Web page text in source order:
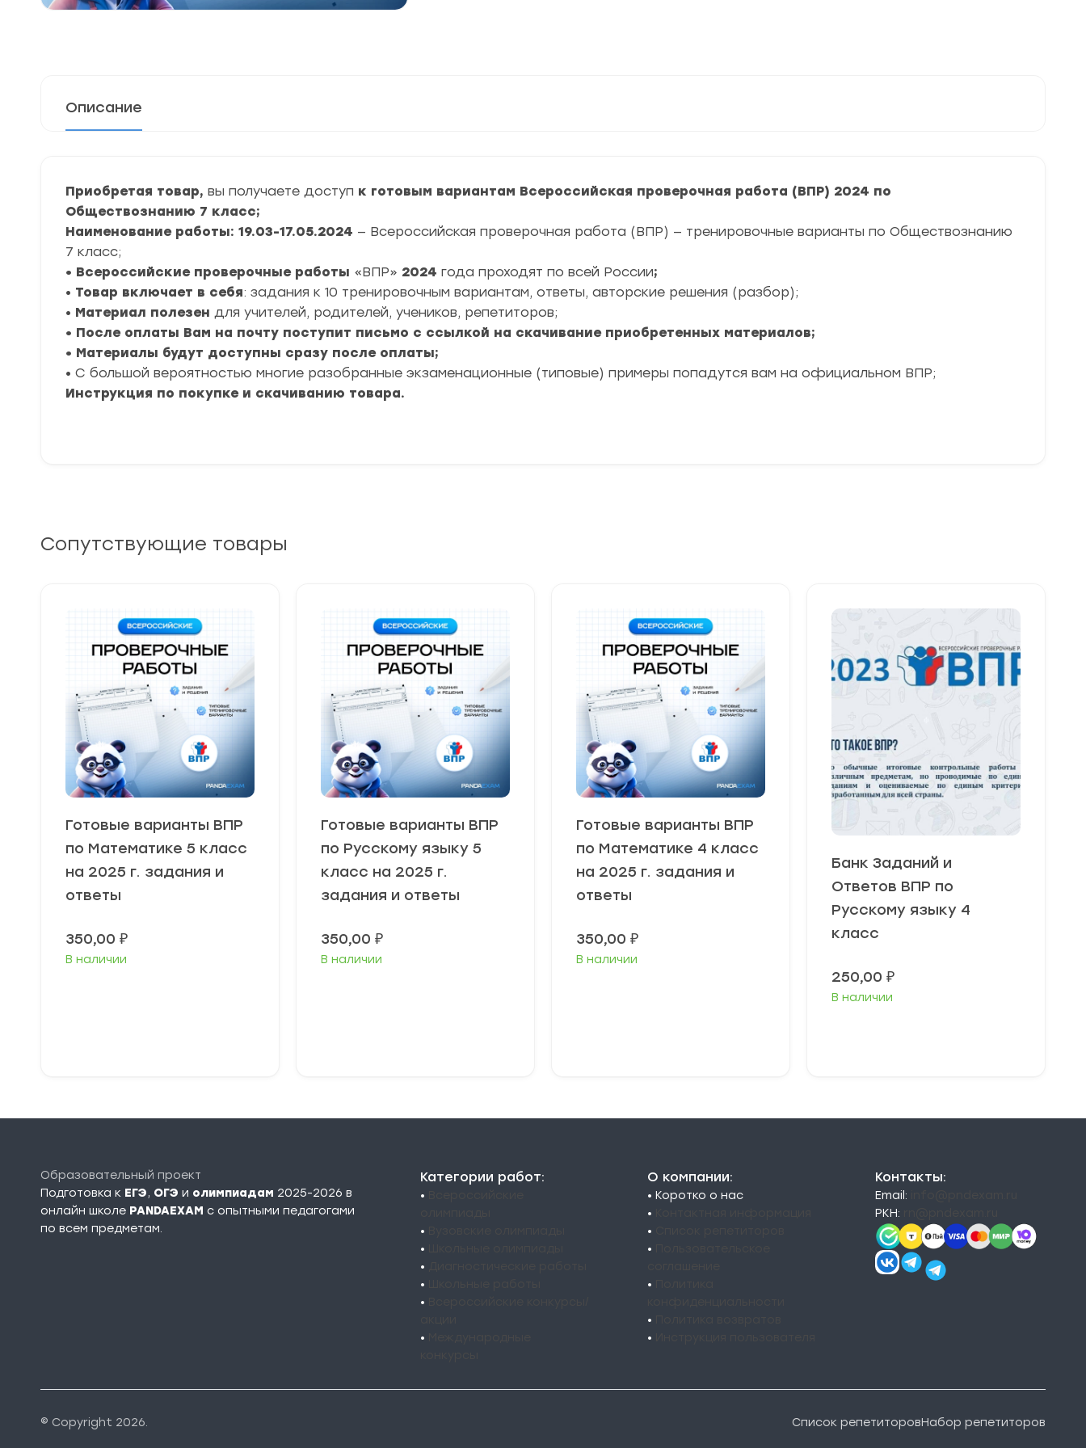
Описание
Приобретая товар, вы получаете доступ к готовым вариантам Всероссийская проверочная работа (ВПР) 2024 по
Обществознанию 7 класс;
Наименование работы: 19.03-17.05.2024 — Всероссийская проверочная работа (ВПР) — тренировочные варианты по Обществознанию
7 класс;
• Всероссийские проверочные работы «ВПР» 2024 года проходят по всей России;
• Товар включает в себя: задания к 10 тренировочным вариантам, ответы, авторские решения (разбор);
• Материал полезен для учителей, родителей, учеников, репетиторов;
• После оплаты Вам на почту поступит письмо с ссылкой на скачивание приобретенных материалов;
• Материалы будут доступны сразу после оплаты;
• С большой вероятностью многие разобранные экзаменационные (типовые) примеры попадутся вам на официальном ВПР;
Инструкция по покупке и скачиванию товара.
Сопутствующие товары
Готовые варианты ВПР
по Математике 5 класс
на 2025 г. задания и
ответы
350,00 ₽
В наличии
Готовые варианты ВПР
по Русскому языку 5
класс на 2025 г.
задания и ответы
350,00 ₽
В наличии
Готовые варианты ВПР
по Математике 4 класс
на 2025 г. задания и
ответы
350,00 ₽
В наличии
Банк Заданий и
Ответов ВПР по
Русскому языку 4
класс
250,00 ₽
В наличии
Образовательный проект
Подготовка к ЕГЭ, ОГЭ и олимпиадам 2025-2026 в
онлайн школе PANDAEXAM c опытными педагогами
по всем предметам.
Категории работ:
•
•
•
•
•
•
•
О компании:
• Коротко о нас
•
•
•
•
•
•
Контакты:
Email:
РКН:
© Copyright 2026. Список репетиторовНабор репетиторов